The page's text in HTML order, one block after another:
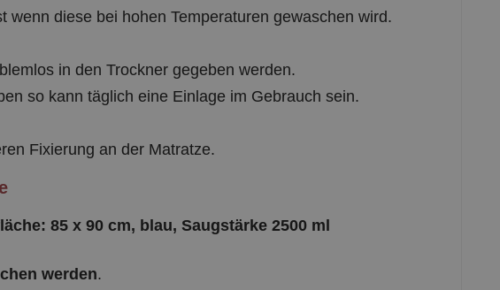
diese bei hohen Temperaturen gewaschen wird.
in den Trockner gegeben werden.
so kann täglich eine Einlage im Gebrauch sein.
Fixierung an der Matratze.
85 x 90 cm, blau, Saugstärke 2500 ml
werden.